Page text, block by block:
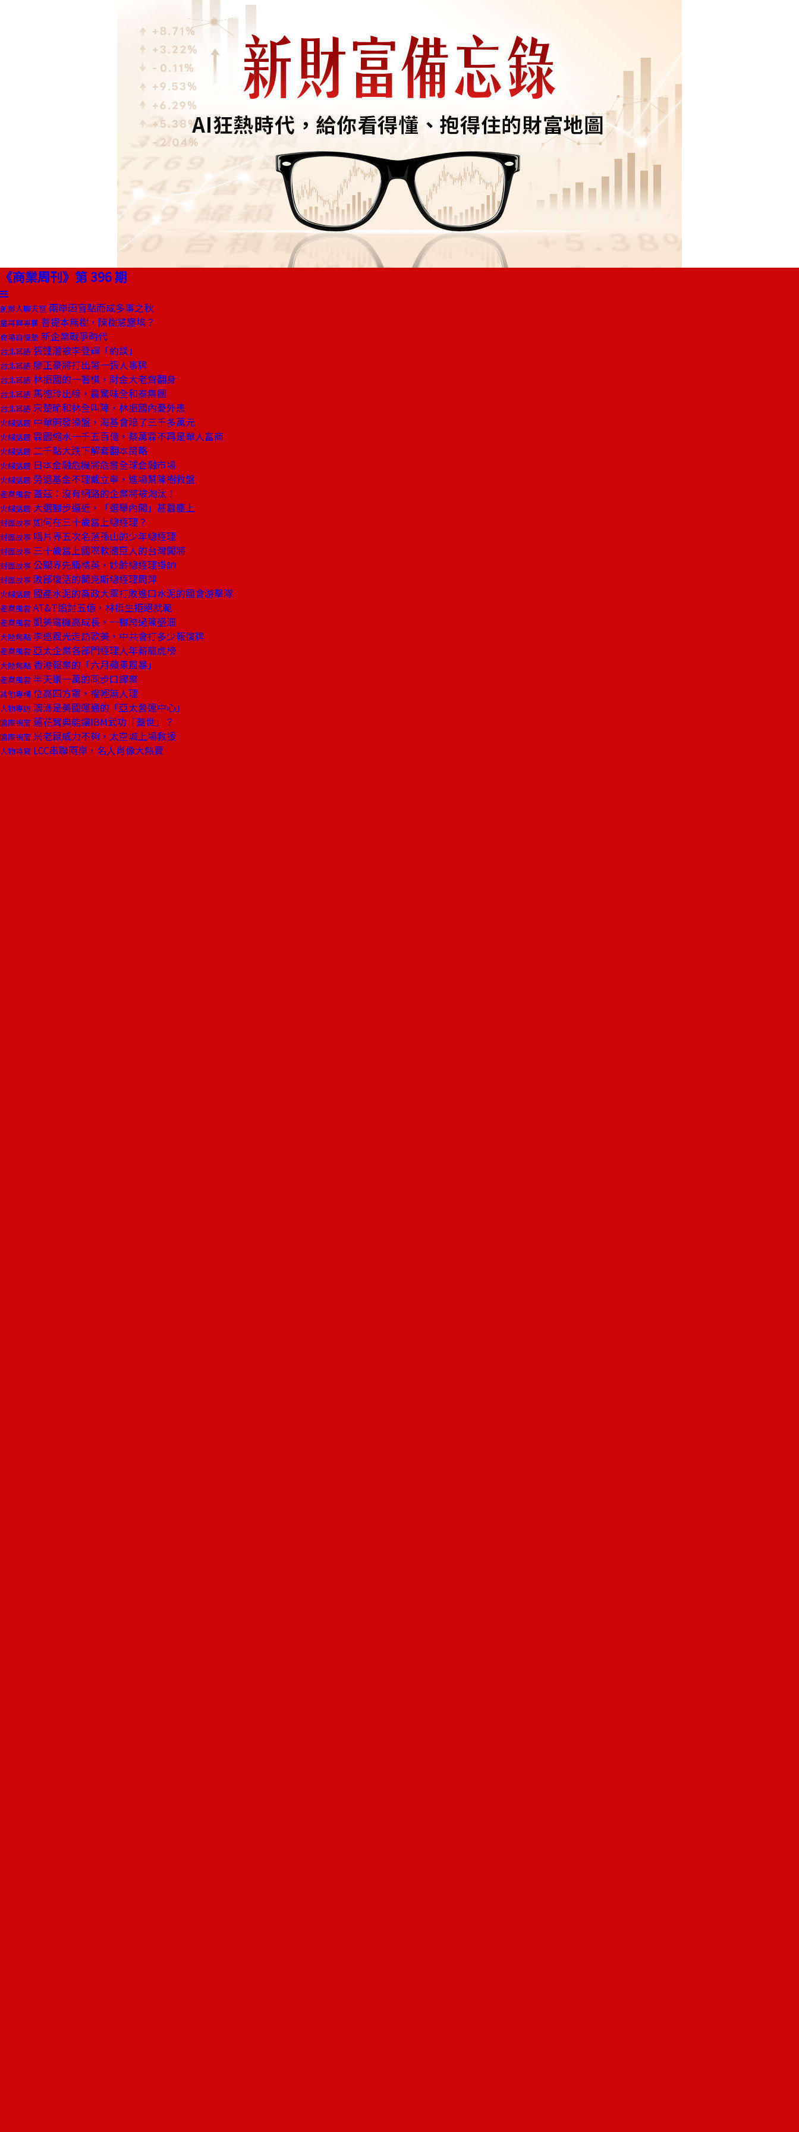
《商業周刊》第 396 期
創辦人聊天室 兩岸因盲點而成多事之秋
童再興專欄 菩提本無樹，陳樹惹塵埃？
商場自慢塾 新企業戰爭時代
台北耳語 張鍾潛被李登輝「約談」
台北耳語 廖正豪將打出第一張人事牌
台北耳語 林振國的一著棋，財金大老齊翻身
台北耳語 馬德玲出線，震驚味全和泰集團
台北耳語 宋楚瑜和林全叫陣，林振國內憂外患
火線話題 中華開發操盤，海基會賠了三千多萬元
火線話題 霖園縮水一千五百億，蔡萬霖不再是華人富商
火線話題 二千點大跌下解套翻本策略
火線話題 日本金融危機將危害全球金融市場
火線話題 勞退基金不理戴立寧，進場幫陳樹救盤
產業風雲 蓋茲：沒有網路的企業將被淘汰！
火線話題 大選腳步逼近，「選舉內閣」甚囂塵上
封面故事 如何在三十歲當上總經理？
封面故事 唱片界五次名落孫山的少年總經理
封面故事 三十歲當上國際軟體巨人的台灣闖將
封面故事 公關界先驅精英，妙齡總經理掛帥
封面故事 敗部復活的蘭克斯總經理周萍
火線話題 國產水泥的黨政大軍打敗進口水泥的國會游擊隊
產業風雲 AT&T追討五億，林挺生拒絕就範
產業風雲 凱美電機高成長，一腳跨過陳盛沺
大陸焦點 李連風光走訪歐美，中共會打多少報復牌
產業風雲 亞太企業各部門經理人年薪龍虎榜
大陸焦點 香港報業的「六月蘋果風暴」
產業風雲 半天賺一萬的同步口譯業
其他專欄 位高四方罩，權輕無人理
人物專訪 澳洲是美國運通的「亞太營運中心」
國際視窗 蓮花寶典能讓IBM武功「蓋世」？
國際視窗 米老鼠威力不夠，太空城上場救援
人物特寫 LCC串聯兩岸，名人肖像大熱賣